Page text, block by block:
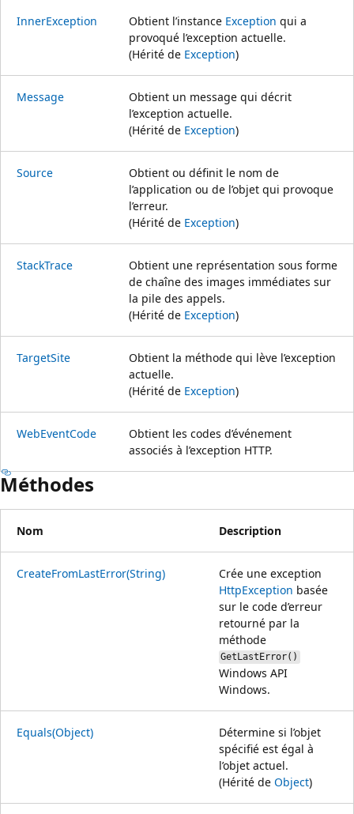
InnerException Obtient l’instance Exception qui a
provoqué l’exception actuelle.
(Hérité de Exception)
Message
Obtient un message qui décrit
l’exception actuelle.
(Hérité de Exception)
Source
Obtient ou définit le nom de
l’application ou de l’objet qui provoque
l’erreur.
(Hérité de Exception)
StackTrace
Obtient une représentation sous forme
de chaîne des images immédiates sur
la pile des appels.
(Hérité de Exception)
TargetSite
Obtient la méthode qui lève l’exception
actuelle.
(Hérité de Exception)
WebEventCode
Obtient les codes d’événement
associés à l’exception HTTP.
Méthodes
Nom Description
CreateFromLastError(String)
Crée une exception
HttpException basée
sur le code d’erreur
retourné par la
méthode
GetLastError()
Windows API
Windows.
Equals(Object)
Détermine si l’objet
spécifié est égal à
l’objet actuel.
(Hérité de Object)